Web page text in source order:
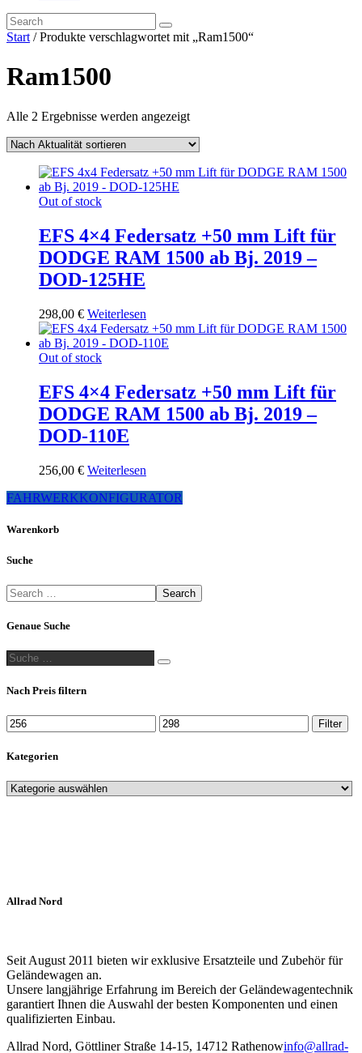
Start / Produkte verschlagwortet mit „Ram1500“
Ram1500
Alle 2 Ergebnisse werden angezeigtNach
sortiert
Out of stock
EFS 4×4 Federsatz +50 mm Lift für
DODGE RAM 1500 ab Bj. 2019 –
DOD-125HE
298,00 € Weiterlesen
Out of stock
EFS 4×4 Federsatz +50 mm Lift für
DODGE RAM 1500 ab Bj. 2019 –
DOD-110E
256,00 € Weiterlesen
FAHRWERKKONFIGURATOR
Warenkorb
Suche
Search
Genaue Suche
Suche
Suche
Nach Preis filtern
Min.
Preis
Max.
Preis
Filter
Kategorien
Allrad Nord
Seit August 2011 bieten wir exklusive Ersatzteile und Zubehör für
Geländewagen an.
Unsere langjährige Erfahrung im Bereich der Geländewagentechnik
garantiert Ihnen die Auswahl der besten Komponenten und einen
qualifizierten Einbau.
Allrad Nord, Göttliner Straße 14-15, 14712 Rathenowinfo@allrad-